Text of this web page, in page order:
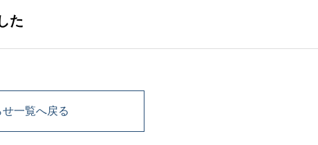
た
一覧へ戻る